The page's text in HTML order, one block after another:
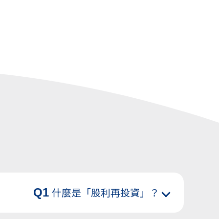
Q1 什麼是「股利再投資」？